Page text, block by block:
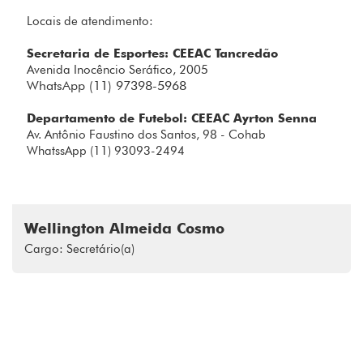
Locais de atendimento:
Secretaria de Esportes: CEEAC Tancredão
Avenida Inocêncio Seráfico, 2005
WhatsApp (11) 97398-5968
Departamento de Futebol: CEEAC Ayrton Senna
Av. Antônio Faustino dos Santos, 98 - Cohab
WhatssApp (11) 93093-2494
Wellington Almeida Cosmo
Cargo: Secretário(a)